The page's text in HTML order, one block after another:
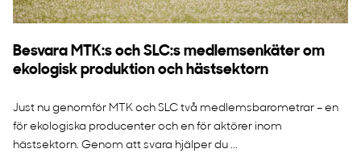
Besvara MTK:s och SLC:s medlemsenkäter om
ekologisk produktion och hästsektorn
Just nu genomför MTK och SLC två medlemsbarometrar – en
för ekologiska producenter och en för aktörer inom
hästsektorn. Genom att svara hjälper du ...